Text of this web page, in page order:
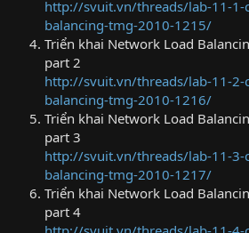
http://svuit.vn/threads/lab-11-
balancing-tmg-2010-1215/
Triển khai Network Load
part 2
http://svuit.vn/threads/lab-11-
balancing-tmg-2010-1216/
Triển khai Network Load
part 3
http://svuit.vn/threads/lab-11-
balancing-tmg-2010-1217/
Triển khai Network Load
part 4